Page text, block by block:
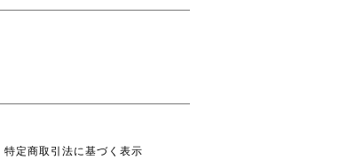
特定商取引法に基づく表示